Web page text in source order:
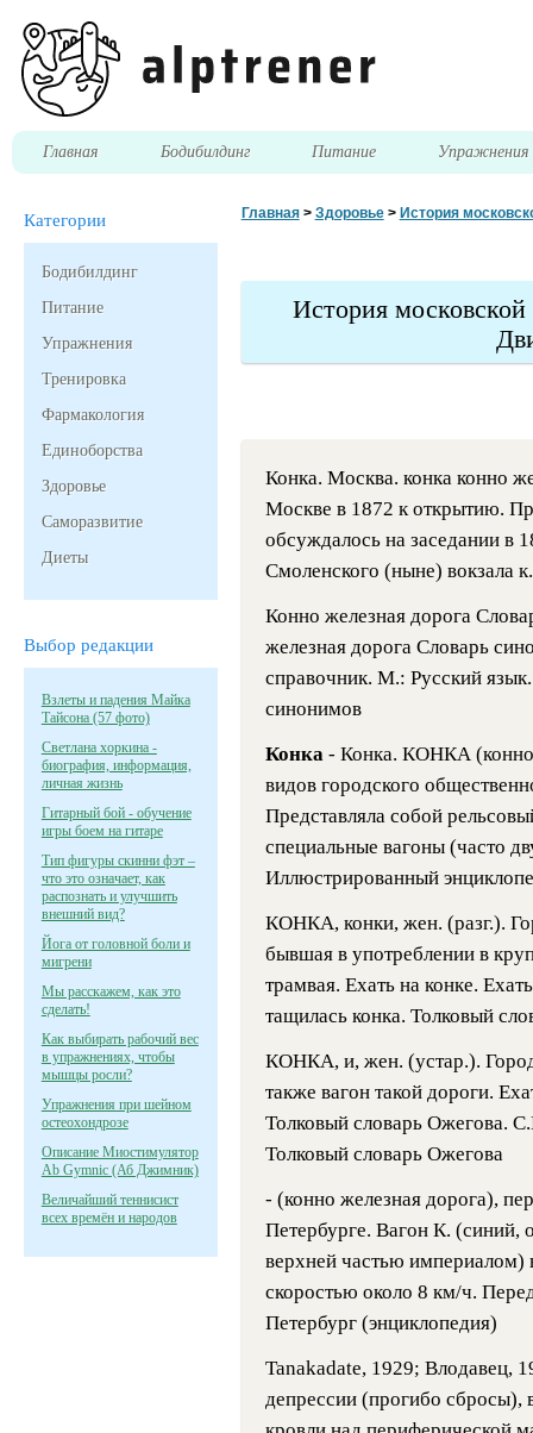
Главная Бодибилдинг Питание Упражнения
Категории
Бодибилдинг
Питание
Упражнения
Тренировка
Фармакология
Единоборства
Здоровье
Саморазвитие
Диеты
Выбор редакции
Взлеты и падения Майка
Тайсона (57 фото)
Светлана хоркина -
биография, информация,
личная жизнь
Гитарный бой - обучение
игры боем на гитаре
Тип фигуры скинни фэт –
что это означает, как
распознать и улучшить
внешний вид?
Йога от головной боли и
мигрени
Мы расскажем, как это
сделать!
Как выбирать рабочий вес
в упражнениях, чтобы
мышцы росли?
Упражнения при шейном
остеохондрозе
Описание Миостимулятор
Ab Gymnic (Аб Джимник)
Величайший теннисист
всех времён и народов
Главная> Здоровье> История
История
Конка. Москва. конка конно
Москве в 1872 к открытию.
обсуждалось на заседании в
Смоленского (ныне)
Конно железная дорога
железная дорога Словарь
справочник. М.: Русский
синонимов
Конка - Конка. КОНКА (конно
видов городского
Представляла собой
специальные вагоны (часто
Иллюстрированный
КОНКА, конки, жен. (разг.).
бывшая в употреблении в
трамвая. Ехать на конке.
тащилась конка. Толковый
КОНКА, и, жен. (устар.).
также вагон такой дороги.
Толковый словарь
Толковый словарь Ожегова
- (конно железная дорога),
Петербурге. Вагон К. (синий,
верхней частью империалом)
скоростью около 8 км/ч.
Петербург (энциклопедия)
Tanakadate, 1929; Влодавец,
депрессии (прогибо сбросы),